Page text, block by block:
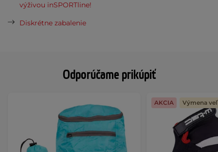
Odporúčame prikúpiť
AKCIA Výmena
výživou inSPORTline!
Diskrétne zabalenie